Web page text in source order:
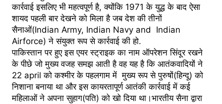
कार्रवाई इसलिए भी महत्वपूर्ण है, क्योंकि 1971 के युद्ध के बाद ऐसा
शायद पहली बार देखने को मिला है जब देश की तीनों
सैनाओं(Indian Army, Indian Navy and Indian
Airforce) ने संयुक्त रूप से कार्रवाई की हो.
पाकिस्तान पर हुए इस एयर स्ट्राइक का नाम ऑपरेशन सिंदूर रखने
के पीछे जो मुख्य वजह समझ आती है वह यह है कि आतंकवादियों ने
22 april को कश्मीर के पहलगाम में मुख्य रूप से पुरुषों(हिन्दू) को
निशाना बनाया था और इस कायरतापूर्ण आतंकी कार्रवाई में कई
महिलाओं ने अपना सुहाग(पति) को खो दिया था।भारतीय सैना द्वारा